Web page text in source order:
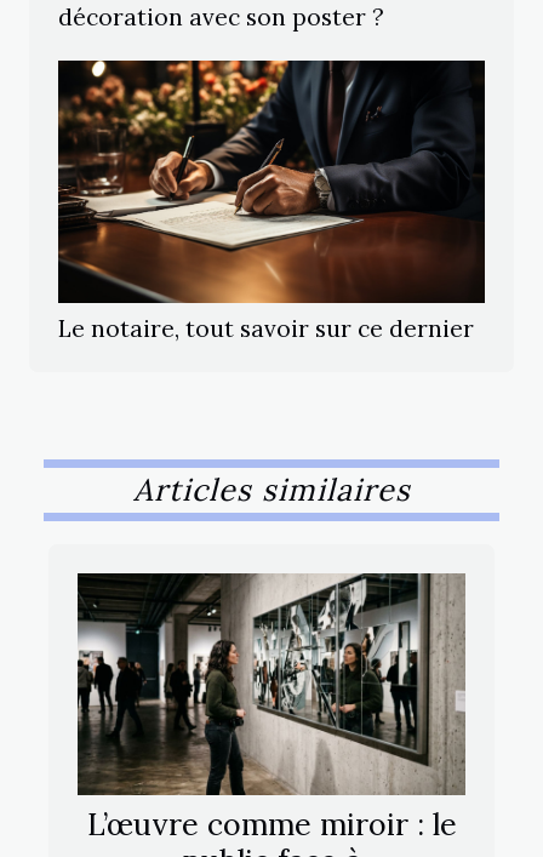
décoration avec son poster ?
Le notaire, tout savoir sur ce dernier
Articles similaires
L’œuvre comme miroir : le